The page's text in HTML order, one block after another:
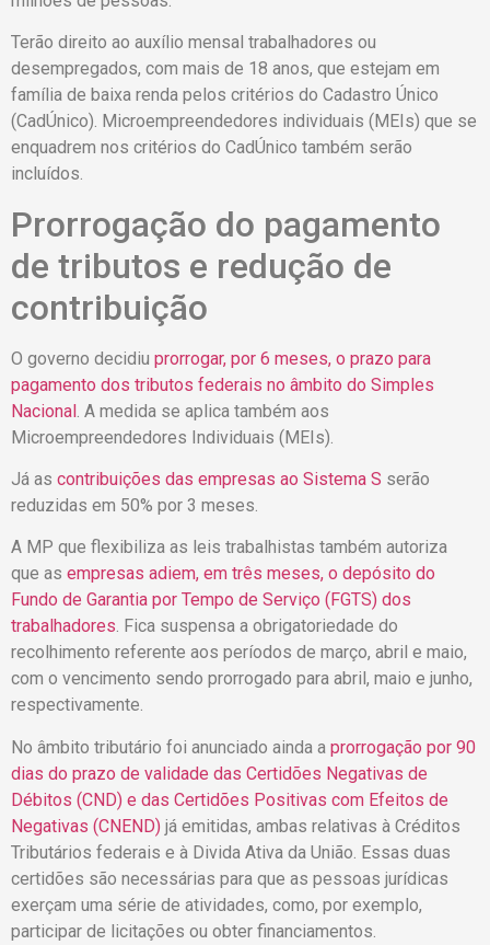
Terão direito ao auxílio mensal trabalhadores ou
desempregados, com mais de 18 anos, que estejam em
família de baixa renda pelos critérios do Cadastro Único
(CadÚnico). Microempreendedores individuais (MEIs) que se
enquadrem nos critérios do CadÚnico também serão
incluídos.
Prorrogação do pagamento
de tributos e redução de
contribuição
O governo decidiu prorrogar, por 6 meses, o prazo para
pagamento dos tributos federais no âmbito do Simples
Nacional . A medida se aplica também aos
Microempreendedores Individuais (MEIs).
Já as contribuições das empresas ao Sistema S serão
reduzidas em 50% por 3 meses.
A MP que flexibiliza as leis trabalhistas também autoriza
que as empresas adiem, em três meses, o depósito do
Fundo de Garantia por Tempo de Serviço (FGTS) dos
trabalhadores. Fica suspensa a obrigatoriedade do
recolhimento referente aos períodos de março, abril e maio,
com o vencimento sendo prorrogado para abril, maio e junho,
respectivamente.
No âmbito tributário foi anunciado ainda a prorrogação por 90
dias do prazo de validade das Certidões Negativas de
Débitos (CND) e das Certidões Positivas com Efeitos de
Negativas (CNEND) já emitidas, ambas relativas à Créditos
Tributários federais e à Divida Ativa da União. Essas duas
certidões são necessárias para que as pessoas jurídicas
exerçam uma série de atividades, como, por exemplo,
participar de licitações ou obter financiamentos.